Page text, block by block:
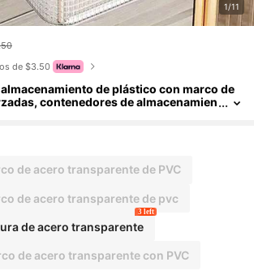
1/11
de $3.50
de plástico con marco de
contenedores de almacenamien
volver a la escuela
de acero transparente de PVC
de acero transparente de pvc
de acero transparente
3 left
de acero transparente con PVC